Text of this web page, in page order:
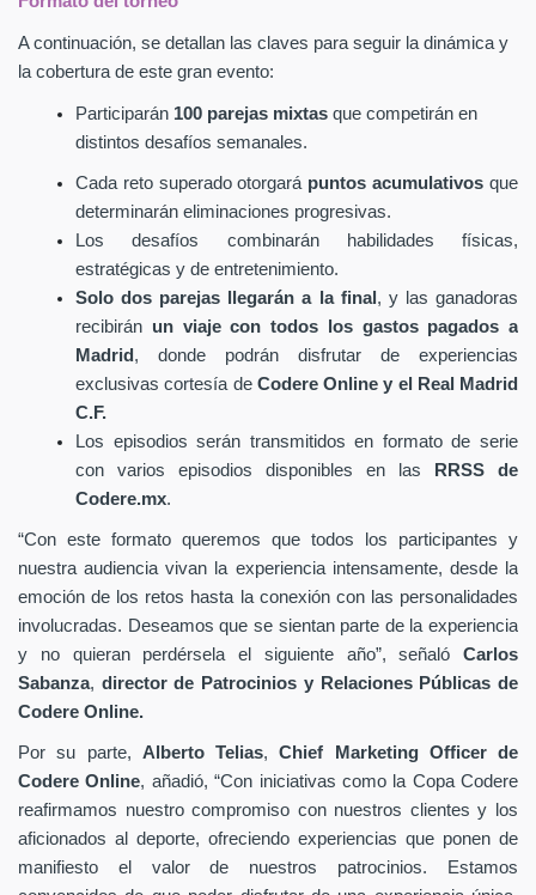
A continuación, se detallan las claves para seguir la dinámica y
la cobertura de este gran evento:
Participarán 100 parejas mixtas que competirán en
distintos desafíos semanales.
Cada reto superado otorgará puntos acumulativos que
determinarán eliminaciones progresivas.
Los desafíos combinarán habilidades físicas,
estratégicas y de entretenimiento.
Solo dos parejas llegarán a la final , y las ganadoras
recibirán un viaje con todos los gastos pagados a
Madrid, donde podrán disfrutar de experiencias
exclusivas cortesía de Codere Online y el Real Madrid
C.F.
Los episodios serán transmitidos en formato de serie
con varios episodios disponibles en las
RRSS de
Codere.mx.
“Con este formato queremos que todos los participantes y
nuestra audiencia vivan la experiencia intensamente, desde la
emoción de los retos hasta la conexión con las personalidades
involucradas. Deseamos que se sientan parte de la experiencia
y no quieran perdérsela el siguiente año”, señaló Carlos
Sabanza, director de Patrocinios y Relaciones Públicas de
Codere Online.
Por su parte, Alberto Telias,Chief Marketing Officer de
Codere Online, añadió, “Con iniciativas como la Copa Codere
reafirmamos nuestro compromiso con nuestros clientes y los
aficionados al deporte, ofreciendo experiencias que ponen de
manifiesto el valor de nuestros patrocinios. Estamos